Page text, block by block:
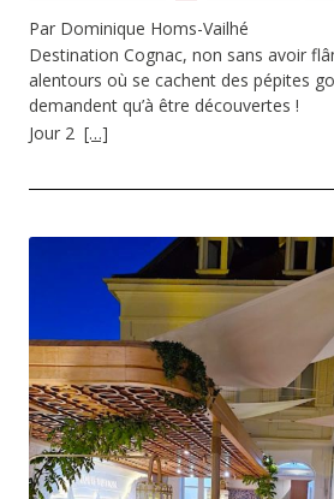
Par Dominique Homs-Vailhé
Destination Cognac, non sans avoir
alentours où se cachent des pépites
demandent qu’à être découvertes !
Jour 2 […]